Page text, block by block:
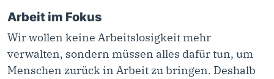
Arbeit im Fokus
Wir wollen keine Arbeitslosigkeit mehr
verwalten, sondern müssen alles dafür tun, um
Menschen zurück in Arbeit zu bringen. Deshalb